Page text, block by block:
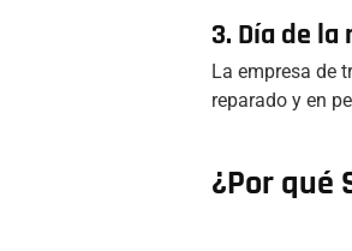
3. Día de la
La empresa de
reparado y en
¿Por qué